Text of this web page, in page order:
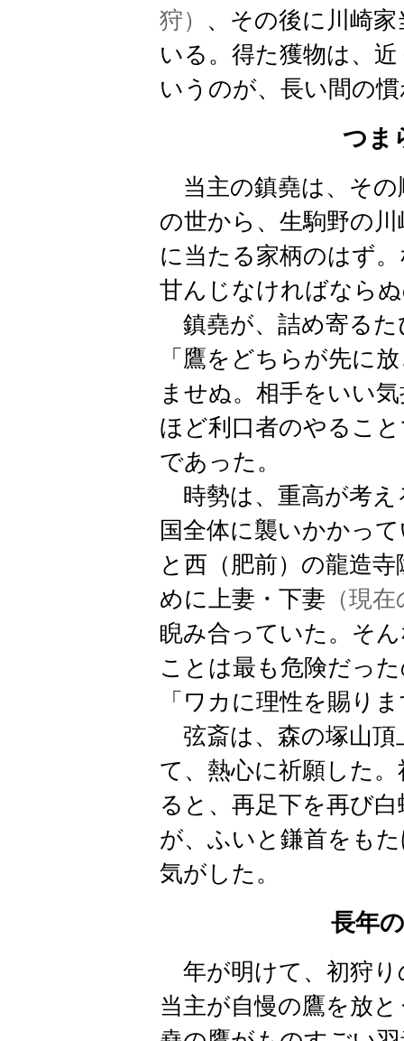
狩） 、その後に川崎
いる。得た獲物は、
いうのが、長い間の
つま
当主の鎮堯は、その
の世から、生駒野の
に当たる家柄のはず
甘んじなければなら
鎮堯が、詰め寄るた
「鷹をどちらが先に
ませぬ。相手をいい
ほど利口者のやるこ
であった。
時勢は、重高が考え
国全体に襲いかかっ
と西（肥前）の龍造
めに上妻・下妻 （現
睨み合っていた。そ
ことは最も危険だっ
「ワカに理性を賜り
弦斎は、森の塚山頂
て、熱心に祈願した
ると、再足下を再び
が、ふいと鎌首をも
気がした。
長年
年が明けて、初狩り
当主が自慢の鷹を放